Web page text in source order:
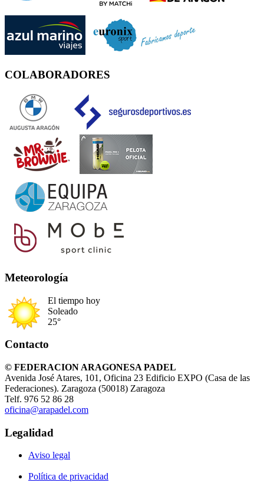
COLABORADORES
Meteorología
El tiempo hoy
Soleado
25°
Contacto
© FEDERACION ARAGONESA PADEL
Avenida José Atares, 101, Oficina 23 Edificio EXPO (Casa de las
Federaciones). Zaragoza (50018) Zaragoza
Telf. 976 52 86 28
oficina@arapadel.com
Legalidad
Aviso legal
Política de privacidad